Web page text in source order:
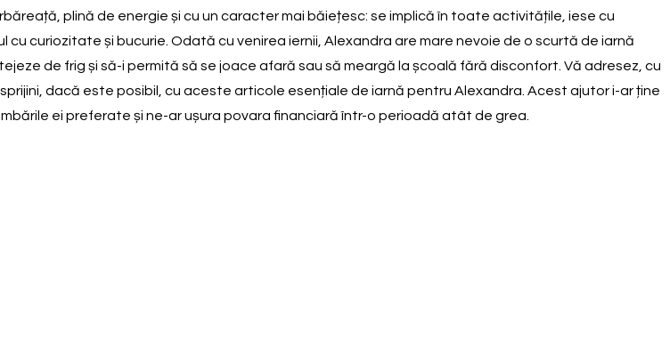
plină de energie și cu un caracter mai băiețesc: se implică în toate activitățile, iese cu
curiozitate și bucurie. Odată cu venirea iernii, Alexandra are mare nevoie de o scurtă de iarnă
de frig și să-i permită să se joace afară sau să meargă la școală fără disconfort. Vă adresez, cu
dacă este posibil, cu aceste articole esențiale de iarnă pentru Alexandra. Acest ajutor i-ar ține
ei preferate și ne-ar ușura povara financiară într-o perioadă atât de grea.